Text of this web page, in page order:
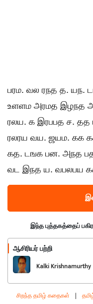
பரம. வல ரநத த. யந.
உளளம அரமத இழநத
ரலய. க இரபபத ச. தத
ரலரய வய. ஜயம. கக
கத. டஙக பன. அநத
வட இநத ய. வபலபய
இந்த புத்தகத்தைப்
ஆசிரியர் பற்றி
Kalki Krishnamurthy
சிறந்த தமிழ் கதைகள் |